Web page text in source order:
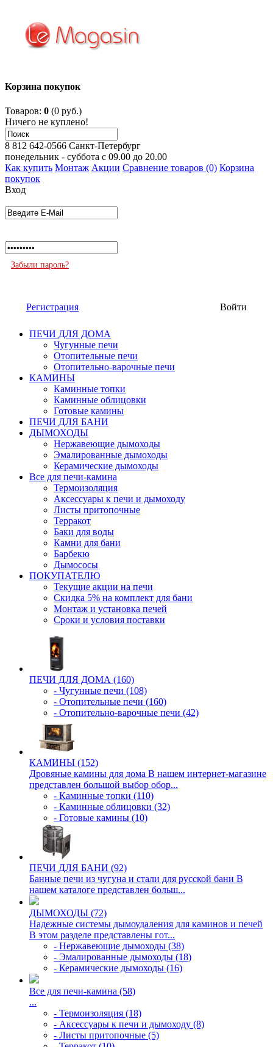
Корзина покупок
Товаров: 0 (0 руб.)
Ничего не куплено!
8 812 642-0566 Санкт-Петербург
понедельник - суббота с 09.00 до 20.00
Как купить Монтаж Акции Сравнение товаров (0) Корзина
покупок
Вход
Забыли пароль?
Регистрация Войти
ПЕЧИ ДЛЯ ДОМА
Чугунные печи
Отопительные печи
Отопительно-варочные печи
КАМИНЫ
Каминные топки
Каминные облицовки
Готовые камины
ПЕЧИ ДЛЯ БАНИ
ДЫМОХОДЫ
Нержавеющие дымоходы
Эмалированные дымоходы
Керамические дымоходы
Все для печи-камина
Термоизоляция
Аксессуары к печи и дымоходу
Листы притопочные
Терракот
Баки для воды
Камни для бани
Барбекю
Дымососы
ПОКУПАТЕЛЮ
Текущие акции на печи
Скидка 5% на комплект для бани
Монтаж и установка печей
Сроки и условия поставки
ПЕЧИ ДЛЯ ДОМА (160)
- Чугунные печи (108)
- Отопительные печи (160)
- Отопительно-варочные печи (42)
КАМИНЫ (152)
Дровяные камины для дома В нашем интернет-магазине
представлен большой выбор обор...
- Каминные топки (110)
- Каминные облицовки (32)
- Готовые камины (10)
ПЕЧИ ДЛЯ БАНИ (92)
Банные печи из чугуна и стали для русской бани В
нашем каталоге представлен больш...
ДЫМОХОДЫ (72)
Надежные системы дымоудаления для каминов и печей
В этом разделе представлены гот...
- Нержавеющие дымоходы (38)
- Эмалированные дымоходы (18)
- Керамические дымоходы (16)
Все для печи-камина (58)
...
- Термоизоляция (18)
- Аксессуары к печи и дымоходу (8)
- Листы притопочные (5)